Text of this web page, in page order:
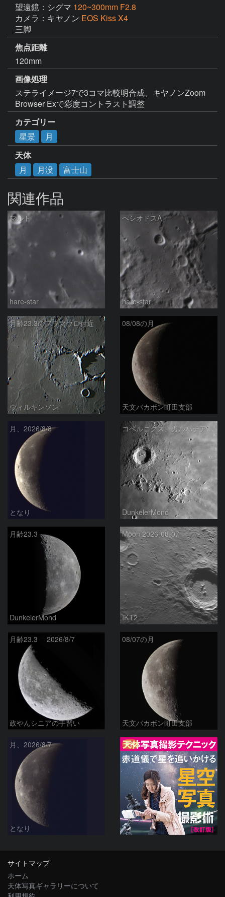
望遠鏡：シグマ 120~300mm F2.8
カメラ：キヤノン EOS Kiss X4
三脚
焦点距離
120mm
画像処理
ステライメージ7で3コマ比較明合成、キヤノンZoom
Browser Exで彩度コントラスト調整
カテゴリー
星景
月
天体
月
月没 富士山
関連作品
マルト
hare-star
ヘシオドスA
hare-star
月齢23.3のフラマウロ付近
ウィルキンソン
08/08の月
天文バカボン町田支部
月、2026/8/8
となり
コペルニクス、カルパチア山脈付近
DunkelerMond
月齢23.3
DunkelerMond
Moon 2026-08-07
IKT2
月齢23.3 2026/8/7
政やんシニアの手習い
08/07の月
天文バカボン町田支部
月、2026/8/7
となり
PR
サイトマップ
ホーム
天体写真ギャラリーについて